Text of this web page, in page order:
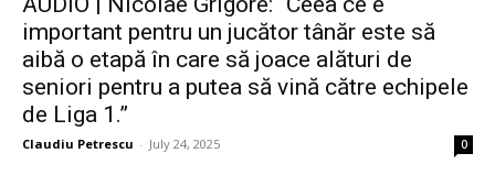
important pentru un jucător tânăr este să
aibă o etapă în care să joace alături de
seniori pentru a putea să vină către echipele
de Liga 1.”
Claudiu Petrescu - July 24, 2025 0